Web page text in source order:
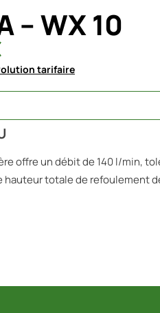
– WX 10
tarifaire
offre un débit de 140 l/min,
hauteur totale de refoulement